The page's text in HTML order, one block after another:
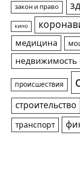
закон и право
кино
медицина
недвижимость
происшествия
строительство
транспорт